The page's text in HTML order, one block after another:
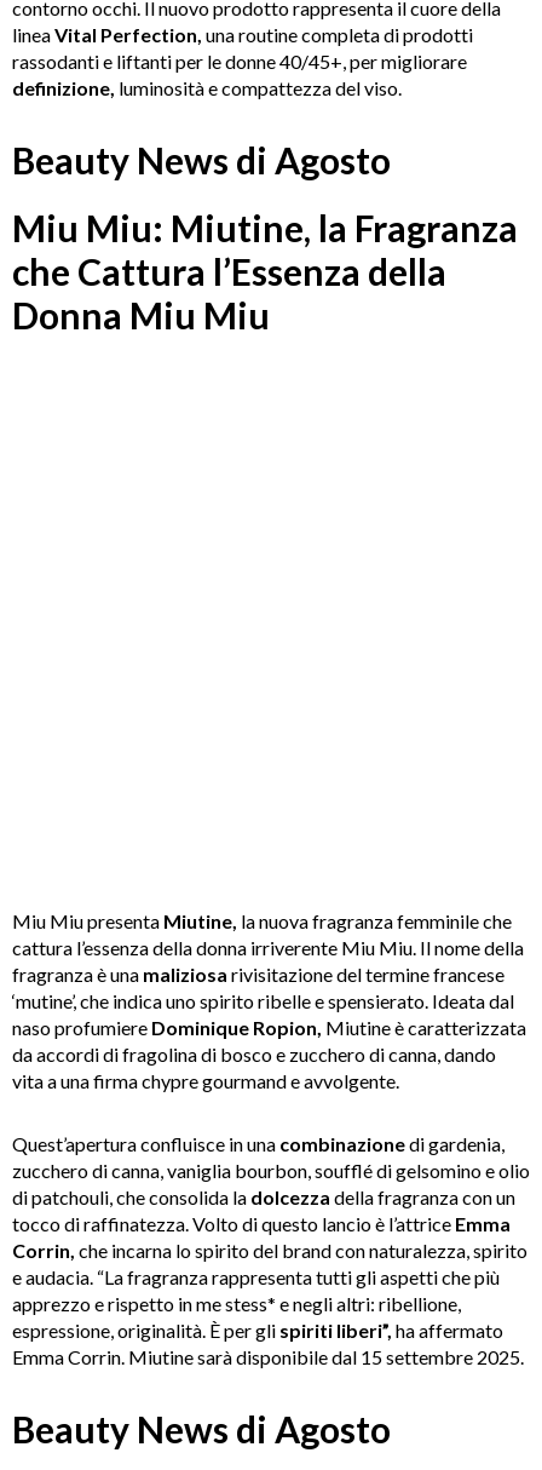
contorno occhi. Il nuovo prodotto rappresenta il cuore della
lineaVital Perfection, una routine completa di prodotti
rassodanti e liftanti per le donne 40/45+, per migliorare
definizione, luminosità e compattezza del viso.
Beauty News di Agosto
Miu Miu: Miutine, la Fragranza
che Cattura l’Essenza della
Donna Miu Miu
Miu Miu presenta Miutine, la nuova fragranza femminile che
cattura l’essenza della donna irriverente Miu Miu. Il nome della
fragranza è una maliziosa rivisitazione del termine francese
‘mutine’, che indica uno spirito ribelle e spensierato. Ideata dal
naso profumiere Dominique Ropion, Miutine è caratterizzata
da accordi di fragolina di bosco e zucchero di canna, dando
vita a una firma chypre gourmand e avvolgente.
Quest’apertura confluisce in una combinazionedi gardenia,
zucchero di canna, vaniglia bourbon, soufflé di gelsomino e olio
di patchouli, che consolida la dolcezza della fragranza con un
tocco di raffinatezza. Volto di questo lancio è l’attrice Emma
Corrin, che incarna lo spirito del brand con naturalezza, spirito
e audacia. “La fragranza rappresenta tutti gli aspetti che più
apprezzo e rispetto in me stess* e negli altri: ribellione,
espressione, originalità. È per gli spiriti liberi”, ha affermato
Emma Corrin. Miutine sarà disponibile dal 15 settembre 2025.
Beauty News di Agosto